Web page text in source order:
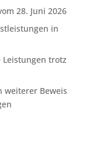
28. Juni 2026
in
trotz
weiterer Beweis